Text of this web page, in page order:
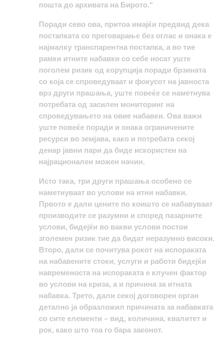
пошта до архивата на Бирото.“
Поради сево ова, притоа имајќи предвид дека
постапката со преговарање без оглас и онака е
најмалку транспарентна постапка, а во тие
рамки итните набавки со себе носат уште
поголем ризик од корупција поради брзината
со која се спроведуваат и фокусот на јавноста
врз други прашања, уште повеќе се наметнува
потребата од засилен мониторинг на
спроведувањето на овие набавки. Ова важи
уште повеќе поради и онака ограничените
ресурси во земјава, како и потребата секој
денар јавни пари да биде искористен на
најрационален можен начин.
Исто така, три други прашања особено се
наметнуваат во услови на итни набавки.
Првото е дали цените по коишто се набавуваат
производите се разумни и според пазарните
услови, бидејќи во вакви услови постои
зголемен ризик тие да бидат неразумно високи.
Второ, дали се почитува рокот на испораката
на набавените стоки, услуги и работи бидејќи
навременоста на испораката е клучен фактор
во услови на криза, а и причина за итната
набавка. Трето, дали секој договорен орган
детално ја образложил причината за набавката
со сите елементи – вид, количина, квалитет и
рок, како што тоа го бара законот.